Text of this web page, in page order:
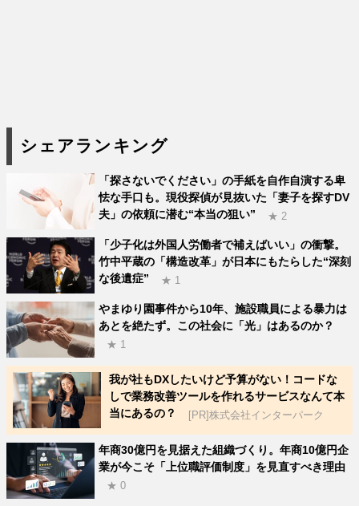
シェアランキング
「探さないでください」の手紙を自作自演する卑
怯な手口も。現役探偵が見抜いた「妻子を探すDV
夫」の依頼に潜む“本当の狙い”
★ 2
「少子化は外国人労働者で補えばいい」の衝撃。
竹中平蔵の「構造改革」が日本にもたらした“深刻
な後遺症”
★ 1
やまゆり園事件から10年、施設職員による暴力は
あとを絶たず。この社会に「光」はあるのか？
★ 1
我が社もDXしたいけど予算がない！コードな
しで業務改善ツールを作れるサービスなんて本
当にあるの？
[PR]株式会社インターパーク
年商30億円を見据えた組織づくり。年商10億円企
業が今こそ「上位職評価制度」を見直すべき理由
★ 0